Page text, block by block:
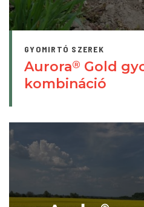
GYOMIRTÓ SZEREK
Aurora® Gold
kombináció